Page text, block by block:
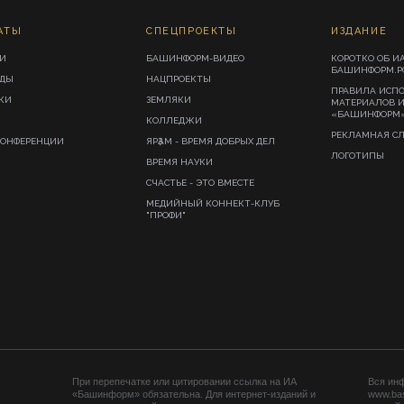
СПЕЦПРОЕКТЫ
БАШИНФОРМ-ВИДЕО
НАЦПРОЕКТЫ
ЗЕМЛЯКИ
КОЛЛЕДЖИ
ЯРҘАМ - ВРЕМЯ ДОБРЫХ ДЕЛ
ВРЕМЯ НАУКИ
СЧАСТЬЕ - ЭТО ВМЕСТЕ
МЕДИЙНЫЙ КОННЕКТ-КЛУБ
"ПРОФИ"
ИЗДАНИЕ
КОРОТКО ОБ
ПРАВИЛА
МАТЕРИАЛОВ
РЕКЛАМНАЯ
ЛОГОТИПЫ
При перепечатке или цитировании ссылка на ИА
«Башинформ» обязательна. Для интернет-изданий и
Вся